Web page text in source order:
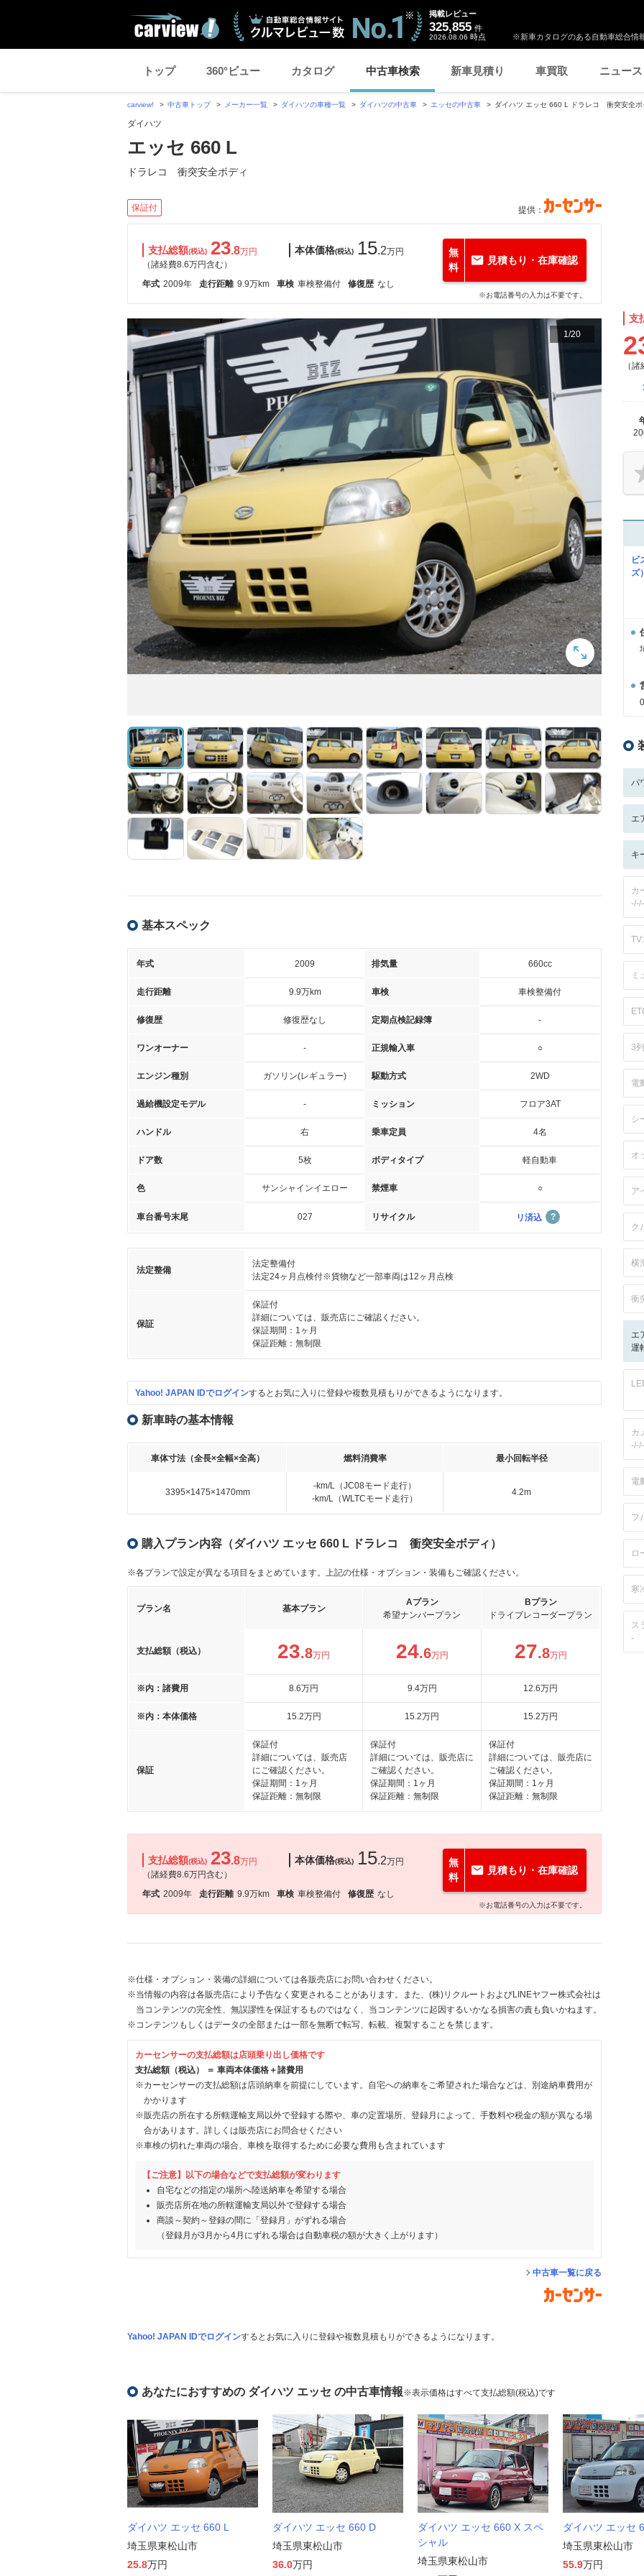
※新車カタログのある自動車総合情
掲載レビュー
325,855 件
2026.08.06 時点
トップ 360°ビュー カタログ 中古車検索 新車見積り 車買取 ニュース
carview! 中古車トップ メーカー一覧 ダイハツの車種一覧 ダイハツの中古車 エッセの中古車 ダイハツ エッセ 660 L ドラレコ 衝突安全ボ
ダイハツ
エッセ 660 L
ドラレコ 衝突安全ボディ
保証付 提供：
支払総額(税込) 23.8万円
（諸経費8.6万円含む）
本体価格(税込) 15.2万円
年式 2009年 走行距離 9.9万km 車検 車検整備付 修復歴 なし
無
料
見積もり・在庫確認
※お電話番号の入力は不要です。
1/20
基本スペック
年式 2009 排気量 660cc
走行距離 9.9万km 車検 車検整備付
修復歴 修復歴なし 定期点検記録簿 -
ワンオーナー - 正規輸入車 ○
エンジン種別 ガソリン(レギュラー) 駆動方式 2WD
過給機設定モデル - ミッション フロア3AT
ハンドル 右 乗車定員 4名
ドア数 5枚 ボディタイプ 軽自動車
色 サンシャインイエロー 禁煙車 ○
車台番号末尾 027 リサイクル リ済込
法定整備
法定整備付
法定24ヶ月点検付※貨物など一部車両は12ヶ月点検
保証
保証付
詳細については、販売店にご確認ください。
保証期間：1ヶ月
保証距離：無制限
Yahoo! JAPAN IDでログインするとお気に入りに登録や複数見積もりができるようになります。
新車時の基本情報
車体寸法（全長×全幅×全高） 燃料消費率 最小回転半径
3395×1475×1470mm
-km/L（JC08モード走行）
-km/L（WLTCモード走行）
4.2m
購入プラン内容（ダイハツ エッセ 660 L ドラレコ 衝突安全ボディ）
※各プランで設定が異なる項目をまとめています。上記の仕様・オプション・装備もご確認ください。
プラン名 基本プラン
Aプラン
希望ナンバープラン
Bプラン
ドライブレコーダープラン
支払総額（税込） 23.8万円 24.6万円 27.8万円
※内：諸費用 8.6万円 9.4万円 12.6万円
※内：本体価格 15.2万円 15.2万円 15.2万円
保証
保証付
詳細については、販売店
にご確認ください。
保証期間：1ヶ月
保証距離：無制限
保証付
詳細については、販売店に
ご確認ください。
保証期間：1ヶ月
保証距離：無制限
保証付
詳細については、販売店に
ご確認ください。
保証期間：1ヶ月
保証距離：無制限
支払総額(税込) 23.8万円
（諸経費8.6万円含む）
本体価格(税込) 15.2万円
年式 2009年 走行距離 9.9万km 車検 車検整備付 修復歴 なし
無
料
見積もり・在庫確認
※お電話番号の入力は不要です。
※仕様・オプション・装備の詳細については各販売店にお問い合わせください。
※当情報の内容は各販売店により予告なく変更されることがあります。また、(株)リクルートおよびLINEヤフー株式会社は
当コンテンツの完全性、無誤謬性を保証するものではなく、当コンテンツに起因するいかなる損害の責も負いかねます。
※コンテンツもしくはデータの全部または一部を無断で転写、転載、複製することを禁じます。
カーセンサーの支払総額は店頭乗り出し価格です
支払総額（税込） ＝ 車両本体価格＋諸費用
※カーセンサーの支払総額は店頭納車を前提にしています。自宅への納車をご希望された場合などは、別途納車費用が
かかります
※販売店の所在する所轄運輸支局以外で登録する際や、車の定置場所、登録月によって、手数料や税金の額が異なる場
合があります。詳しくは販売店にお問合せください
※車検の切れた車両の場合、車検を取得するために必要な費用も含まれています
【ご注意】以下の場合などで支払総額が変わります
自宅などの指定の場所へ陸送納車を希望する場合
販売店所在地の所轄運輸支局以外で登録する場合
商談～契約～登録の間に「登録月」がずれる場合
（登録月が3月から4月にずれる場合は自動車税の額が大きく上がります）
中古車一覧に戻る
Yahoo! JAPAN IDでログインするとお気に入りに登録や複数見積もりができるようになります。
支
（
ビ
ズ）
パ
エ
キ
カ
ミ
3
電
シ
オ
ア
ク
横
衝
エ
運
カ
電
フ
ロ
寒
ス
-
あなたにおすすめの ダイハツ エッセ の中古車情報※表示価格はすべて支払総額(税込)です
ダイハツ エッセ 660 L
埼玉県東松山市
25.8万円
ダイハツ エッセ 660 D
埼玉県東松山市
36.0万円
ダイハツ エッセ 660 X スペ
シャル
埼玉県東松山市
ダイハツ エッセ
埼玉県東松山市
55.9万円